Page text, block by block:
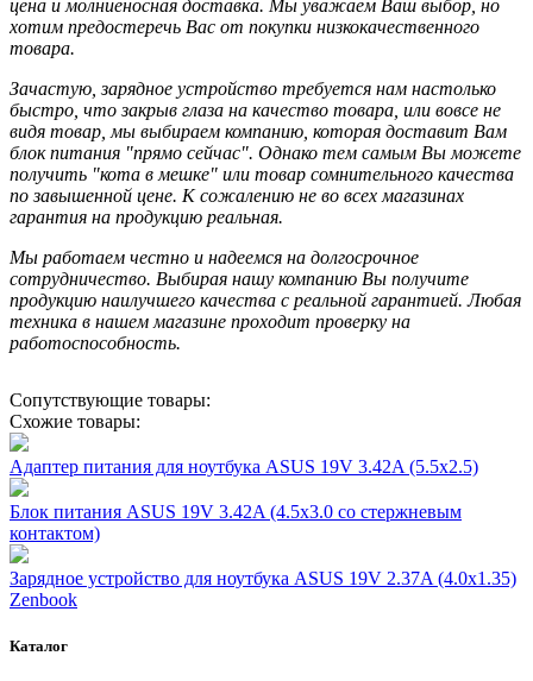
цена и молниеносная доставка. Мы уважаем Ваш выбор, но
хотим предостеречь Вас от покупки низкокачественного
товара.
Зачастую, зарядное устройство требуется нам настолько
быстро, что закрыв глаза на качество товара, или вовсе не
видя товар, мы выбираем компанию, которая доставит Вам
блок питания "прямо сейчас". Однако тем самым Вы можете
получить "кота в мешке" или товар сомнительного качества
по завышенной цене. К сожалению не во всех магазинах
гарантия на продукцию реальная.
Мы работаем честно и надеемся на долгосрочное
сотрудничество. Выбирая нашу компанию Вы получите
продукцию наилучшего качества с реальной гарантией. Любая
техника в нашем магазине проходит проверку на
работоспособность.
Сопутствующие товары:
Схожие товары:
Адаптер питания для ноутбука ASUS 19V 3.42A (5.5x2.5)
Блок питания ASUS 19V 3.42A (4.5x3.0 со стержневым
контактом)
Зарядное устройство для ноутбука ASUS 19V 2.37A (4.0x1.35)
Zenbook
Каталог